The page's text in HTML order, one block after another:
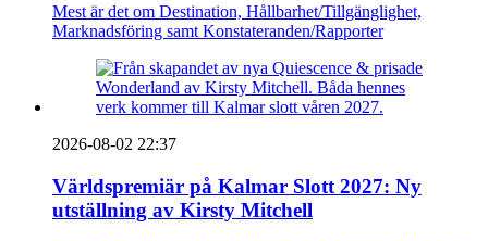
Mest är det om Destination, Hållbarhet/Tillgänglighet,
Marknadsföring samt Konstateranden/Rapporter
2026-08-02 22:37
Världspremiär på Kalmar Slott 2027: Ny
utställning av Kirsty Mitchell